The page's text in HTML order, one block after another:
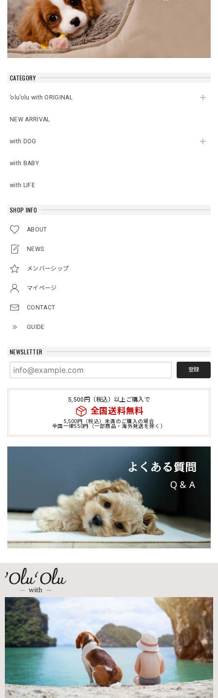
CATEGORY
’olu’olu with ORIGINAL
NEW ARRIVAL
with DOG
with BABY
with LIFE
SHOP INFO
ABOUT
NEWS
メンバーシップ
マイページ
CONTACT
GUIDE
NEWSLETTER
登録
5,500円（税込）以上ご購入で
全国送料無料
5,500円（税込）未満のご購入の場合
全国一律550円（一部商品・海外発送を除く）